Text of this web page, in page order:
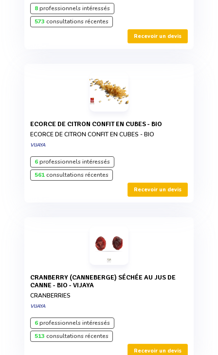
8professionnels intéressés
573 consultations récentes
Recevoir un devis
ECORCE DE CITRON CONFIT EN CUBES - BIO
ECORCE DE CITRON CONFIT EN CUBES - BIO
VIJAYA
6professionnels intéressés
561consultations récentes
Recevoir un devis
CRANBERRY (CANNEBERGE) SÉCHÉE AU JUS DE
CANNE - BIO - VIJAYA
CRANBERRIES
VIJAYA
6professionnels intéressés
513 consultations récentes
Recevoir un devis